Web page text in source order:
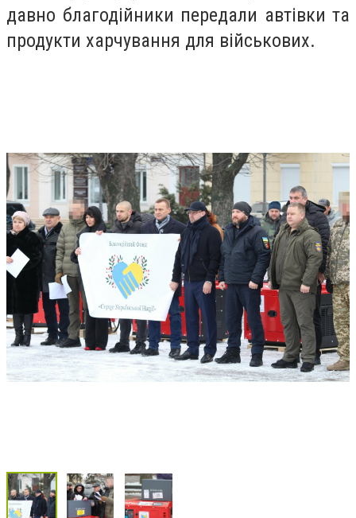
давно благодійники передали автівки та
продукти харчування для військових.